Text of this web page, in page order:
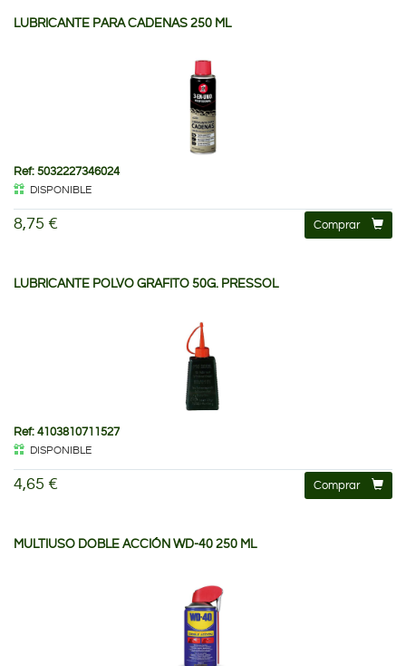
LUBRICANTE PARA CADENAS 250 ML
Ref: 5032227346024
DISPONIBLE
8,75 € Comprar
LUBRICANTE POLVO GRAFITO 50G. PRESSOL
Ref: 4103810711527
DISPONIBLE
4,65 € Comprar
MULTIUSO DOBLE ACCIÓN WD-40 250 ML